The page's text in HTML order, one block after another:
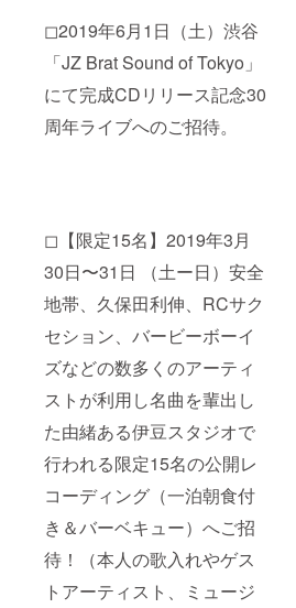
◻︎2019年6月1日（土）渋谷
「JZ Brat Sound of Tokyo」
にて完成CDリリース記念30
周年ライブへのご招待。
◻︎【限定15名】2019年3月
30日〜31日 （土ー日）安全
地帯、久保田利伸、RCサク
セション、バービーボーイ
ズなどの数多くのアーティ
ストが利用し名曲を輩出し
た由緒ある伊豆スタジオで
行われる限定15名の公開レ
コーディング（一泊朝食付
き＆バーベキュー）へご招
待！（本人の歌入れやゲス
トアーティスト、ミュージ